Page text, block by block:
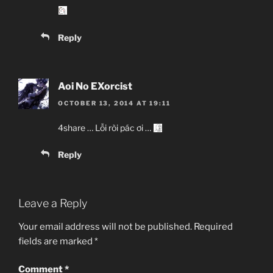
Reply
Aoi No EXorcist
OCTOBER 13, 2014 AT 19:11
4share … Lỗi ròi pác ơi …
Reply
Leave a Reply
Your email address will not be published. Required
fields are marked *
Comment*